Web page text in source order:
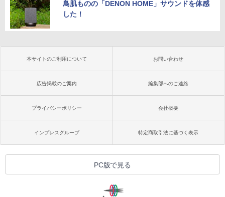
鳥肌ものの「DENON HOME」サウンドを体感
した！
本サイトのご利用について お問い合わせ
広告掲載のご案内 編集部へのご連絡
プライバシーポリシー 会社概要
インプレスグループ 特定商取引法に基づく表示
PC版で見る